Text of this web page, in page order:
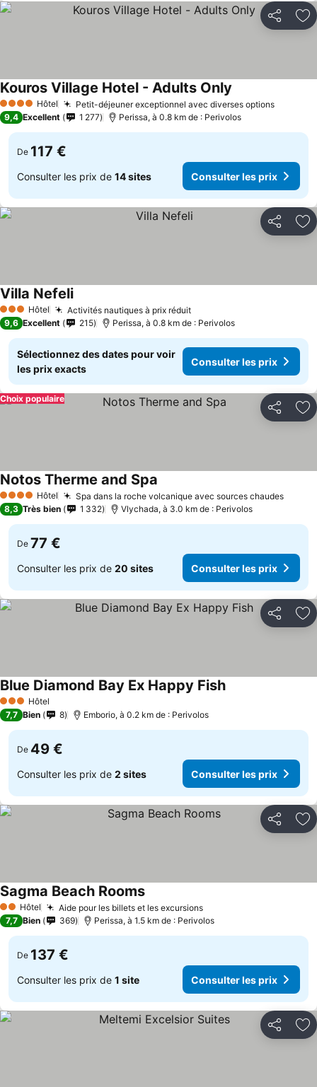
Partager
4 Étoiles Hôtel Petit-déjeuner exceptionnel avec diverses options
Kouros Village Hotel - Adults Only
9,4 Excellent 1 277 Perissa, à 0.8 km de : Perivolos
De 117 €
Consulter les prix de 14 sites Consulter les prix
Partager
3 ÉtoilesHôtel Activités nautiques à prix réduit
Villa Nefeli
9,6 Excellent 215 Perissa, à 0.8 km de : Perivolos
Sélectionnez des dates pour voir
les prix exacts
Consulter les prix
Partager
Choix populaire
4 Étoiles Hôtel Spa dans la roche volcanique avec sources chaudes
Notos Therme and Spa
8,3 Très bien 1 332 Vlychada, à 3.0 km de : Perivolos
De 77 €
Consulter les prix de 20 sites Consulter les prix
Partager
3 ÉtoilesHôtel
Blue Diamond Bay Ex Happy Fish
7,7 Bien 8 Emborio, à 0.2 km de : Perivolos
De 49 €
Consulter les prix de 2 sites Consulter les prix
Partager
2 Étoiles
Hôtel Aide pour les billets et les excursions
Sagma Beach Rooms
7,7 Bien 369 Perissa, à 1.5 km de : Perivolos
De 137 €
Consulter les prix de 1 site Consulter les prix
Partager